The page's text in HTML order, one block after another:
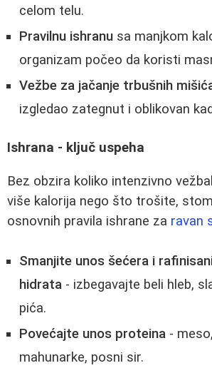
celom telu.
Pravilnu ishranu sa manjkom
organizam počeo da koristi
Vežbe za jačanje trbušnih
izgledao zategnut i oblikovan
Ishrana - ključ uspeha
Bez obzira koliko intenzivno
više kalorija nego što trošite,
osnovnih pravila ishrane za ravan
Smanjite unos šećera i
hidrata - izbegavajte beli hleb,
pića.
Povećajte unos proteina -
mahunarke, posni sir.